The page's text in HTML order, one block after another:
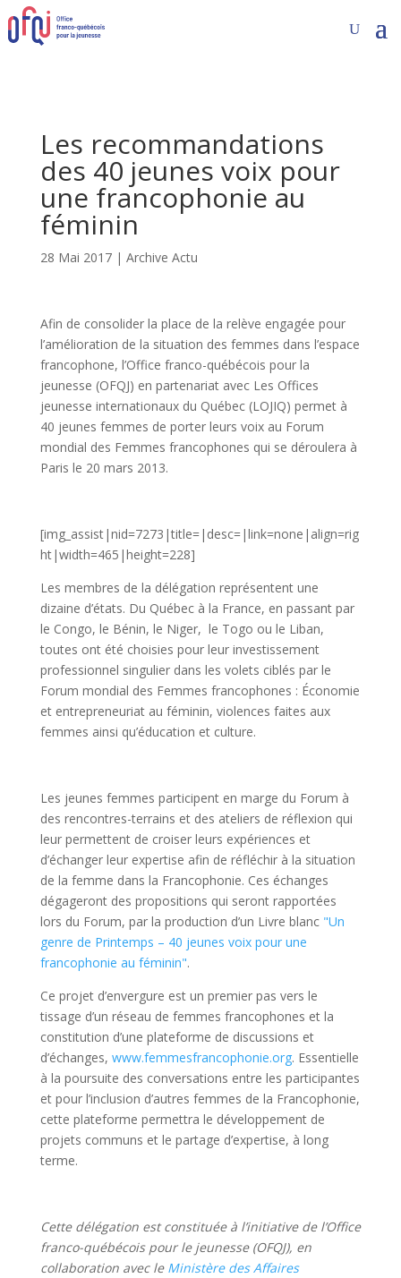
Les recommandations
des 40 jeunes voix pour
une francophonie au
féminin
28 Mai 2017| Archive Actu
Afin de consolider la place de la relève engagée pour
l’amélioration de la situation des femmes dans l’espace
francophone, l’Office franco-québécois pour la
jeunesse (OFQJ) en partenariat avec Les Offices
jeunesse internationaux du Québec (LOJIQ) permet à
40 jeunes femmes de porter leurs voix au Forum
mondial des Femmes francophones qui se déroulera à
Paris le 20 mars 2013.
[img_assist|nid=7273|title=|desc=|link=none|align=rig
ht|width=465|height=228]
Les membres de la délégation représentent une
dizaine d’états. Du Québec à la France, en passant par
le Congo, le Bénin, le Niger, le Togo ou le Liban,
toutes ont été choisies pour leur investissement
professionnel singulier dans les volets ciblés par le
Forum mondial des Femmes francophones : Économie
et entrepreneuriat au féminin, violences faites aux
femmes ainsi qu’éducation et culture.
Les jeunes femmes participent en marge du Forum à
des rencontres-terrains et des ateliers de réflexion qui
leur permettent de croiser leurs expériences et
d’échanger leur expertise afin de réfléchir à la situation
de la femme dans la Francophonie. Ces échanges
dégageront des propositions qui seront rapportées
lors du Forum, par la production d’un Livre blanc "Un
genre de Printemps – 40 jeunes voix pour une
francophonie au féminin".
Ce projet d’envergure est un premier pas vers le
tissage d’un réseau de femmes francophones et la
constitution d’une plateforme de discussions et
d’échanges, www.femmesfrancophonie.org. Essentielle
à la poursuite des conversations entre les participantes
et pour l’inclusion d’autres femmes de la Francophonie,
cette plateforme permettra le développement de
projets communs et le partage d’expertise, à long
terme.
Cette délégation est constituée à l’initiative de l’Office
franco-québécois pour le jeunesse (OFQJ), en
collaboration avec le Ministère des Affaires